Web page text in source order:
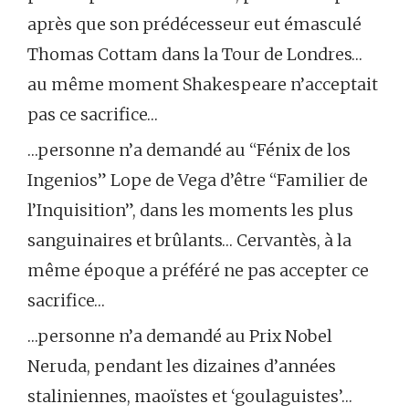
après que son prédécesseur eut émasculé
Thomas Cottam dans la Tour de Londres…
au même moment Shakespeare n’acceptait
pas ce sacrifice…
…personne n’a demandé au “Fénix de los
Ingenios” Lope de Vega d’être “Familier de
l’Inquisition”, dans les moments les plus
sanguinaires et brûlants… Cervantès, à la
même époque a préféré ne pas accepter ce
sacrifice…
…personne n’a demandé au Prix Nobel
Neruda, pendant les dizaines d’années
staliniennes, maoïstes et ‘goulaguistes’…